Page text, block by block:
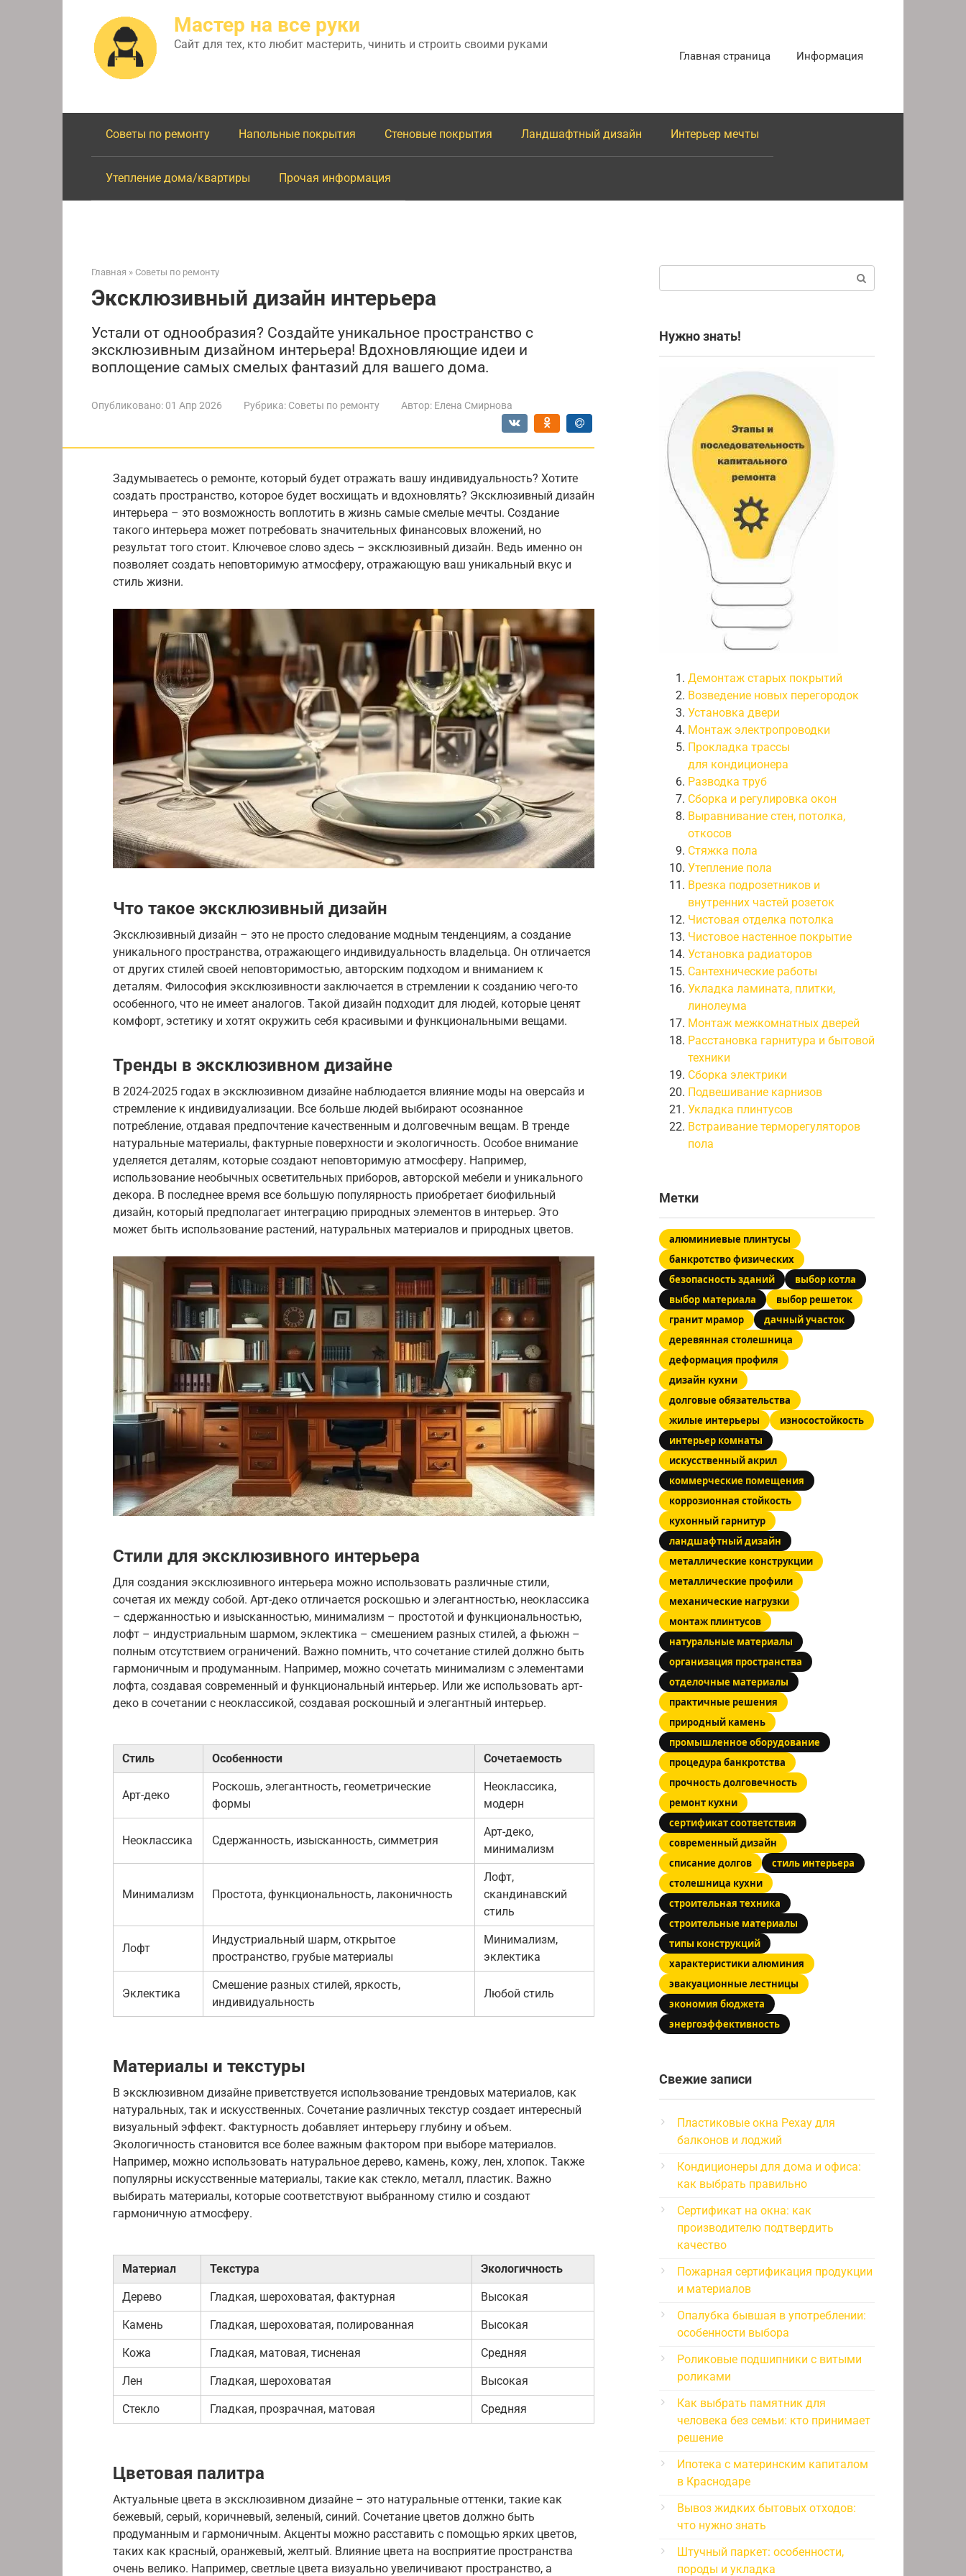
Мастер на все руки
Сайт для тех, кто любит мастерить, чинить и строить своими руками
Главная страница Информация
Советы по ремонту Напольные покрытия Стеновые покрытия Ландшафтный дизайн Интерьер мечты
Утепление дома/квартиры Прочая информация
Главная » Советы по ремонту
Эксклюзивный дизайн интерьера
Устали от однообразия? Создайте уникальное пространство с
эксклюзивным дизайном интерьера! Вдохновляющие идеи и
воплощение самых смелых фантазий для вашего дома.
Опубликовано: 01 Апр 2026 Рубрика: Советы по ремонту Автор: Елена Смирнова
Задумываетесь о ремонте, который будет отражать вашу индивидуальность? Хотите
создать пространство, которое будет восхищать и вдохновлять? Эксклюзивный дизайн
интерьера – это возможность воплотить в жизнь самые смелые мечты. Создание
такого интерьера может потребовать значительных финансовых вложений, но
результат того стоит. Ключевое слово здесь – эксклюзивный дизайн. Ведь именно он
позволяет создать неповторимую атмосферу, отражающую ваш уникальный вкус и
стиль жизни.
Что такое эксклюзивный дизайн
Эксклюзивный дизайн – это не просто следование модным тенденциям, а создание
уникального пространства, отражающего индивидуальность владельца. Он отличается
от других стилей своей неповторимостью, авторским подходом и вниманием к
деталям. Философия эксклюзивности заключается в стремлении к созданию чего-то
особенного, что не имеет аналогов. Такой дизайн подходит для людей, которые ценят
комфорт, эстетику и хотят окружить себя красивыми и функциональными вещами.
Тренды в эксклюзивном дизайне
В 2024-2025 годах в эксклюзивном дизайне наблюдается влияние моды на оверсайз и
стремление к индивидуализации. Все больше людей выбирают осознанное
потребление, отдавая предпочтение качественным и долговечным вещам. В тренде
натуральные материалы, фактурные поверхности и экологичность. Особое внимание
уделяется деталям, которые создают неповторимую атмосферу. Например,
использование необычных осветительных приборов, авторской мебели и уникального
декора. В последнее время все большую популярность приобретает биофильный
дизайн, который предполагает интеграцию природных элементов в интерьер. Это
может быть использование растений, натуральных материалов и природных цветов.
Стили для эксклюзивного интерьера
Для создания эксклюзивного интерьера можно использовать различные стили,
сочетая их между собой. Арт-деко отличается роскошью и элегантностью, неоклассика
– сдержанностью и изысканностью, минимализм – простотой и функциональностью,
лофт – индустриальным шармом, эклектика – смешением разных стилей, а фьюжн –
полным отсутствием ограничений. Важно помнить, что сочетание стилей должно быть
гармоничным и продуманным. Например, можно сочетать минимализм с элементами
лофта, создавая современный и функциональный интерьер. Или же использовать арт-
деко в сочетании с неоклассикой, создавая роскошный и элегантный интерьер.
Стиль Особенности Сочетаемость
Арт-деко
Роскошь, элегантность, геометрические
формы
Неоклассика,
модерн
Неоклассика Сдержанность, изысканность, симметрия
Арт-деко,
минимализм
Минимализм Простота, функциональность, лаконичность
Лофт,
скандинавский
стиль
Лофт
Индустриальный шарм, открытое
пространство, грубые материалы
Минимализм,
эклектика
Эклектика
Смешение разных стилей, яркость,
индивидуальность
Любой стиль
Материалы и текстуры
В эксклюзивном дизайне приветствуется использование трендовых материалов, как
натуральных, так и искусственных. Сочетание различных текстур создает интересный
визуальный эффект. Фактурность добавляет интерьеру глубину и объем.
Экологичность становится все более важным фактором при выборе материалов.
Например, можно использовать натуральное дерево, камень, кожу, лен, хлопок. Также
популярны искусственные материалы, такие как стекло, металл, пластик. Важно
выбирать материалы, которые соответствуют выбранному стилю и создают
гармоничную атмосферу.
Материал Текстура Экологичность
Дерево Гладкая, шероховатая, фактурная Высокая
Камень Гладкая, шероховатая, полированная Высокая
Кожа Гладкая, матовая, тисненая Средняя
Лен Гладкая, шероховатая Высокая
Стекло Гладкая, прозрачная, матовая Средняя
Цветовая палитра
Актуальные цвета в эксклюзивном дизайне – это натуральные оттенки, такие как
бежевый, серый, коричневый, зеленый, синий. Сочетание цветов должно быть
продуманным и гармоничным. Акценты можно расставить с помощью ярких цветов,
таких как красный, оранжевый, желтый. Влияние цвета на восприятие пространства
очень велико. Например, светлые цвета визуально увеличивают пространство, а
Нужно знать!
Демонтаж старых покрытий
Возведение новых перегородок
Установка двери
Монтаж электропроводки
Прокладка трассы
для кондиционера
Разводка труб
Сборка и регулировка окон
Выравнивание стен, потолка,
откосов
Стяжка пола
Утепление пола
Врезка подрозетников и
внутренних частей розеток
Чистовая отделка потолка
Чистовое настенное покрытие
Установка радиаторов
Сантехнические работы
Укладка ламината, плитки,
линолеума
Монтаж межкомнатных дверей
Расстановка гарнитура и бытовой
техники
Сборка электрики
Подвешивание карнизов
Укладка плинтусов
Встраивание терморегуляторов
пола
Метки
алюминиевые плинтусы
банкротство физических
безопасность зданий
выбор котла
выбор материала
выбор решеток
гранит мрамор
дачный участок
деревянная столешница
деформация профиля
дизайн кухни
долговые обязательства
жилые интерьеры
износостойкость
интерьер комнаты
искусственный акрил
коммерческие помещения
коррозионная стойкость
кухонный гарнитур
ландшафтный дизайн
металлические конструкции
металлические профили
механические нагрузки
монтаж плинтусов
натуральные материалы
организация пространства
отделочные материалы
практичные решения
природный камень
промышленное оборудование
процедура банкротства
прочность долговечность
ремонт кухни
сертификат соответствия
современный дизайн
списание долгов
стиль интерьера
столешница кухни
строительная техника
строительные материалы
типы конструкций
характеристики алюминия
эвакуационные лестницы
экономия бюджета
энергоэффективность
Свежие записи
Пластиковые окна Рехау для
балконов и лоджий
Кондиционеры для дома и офиса:
как выбрать правильно
Сертификат на окна: как
производителю подтвердить
качество
Пожарная сертификация продукции
и материалов
Опалубка бывшая в употреблении:
особенности выбора
Роликовые подшипники с витыми
роликами
Как выбрать памятник для
человека без семьи: кто принимает
решение
Ипотека с материнским капиталом
в Краснодаре
Вывоз жидких бытовых отходов:
что нужно знать
Штучный паркет: особенности,
породы и укладка